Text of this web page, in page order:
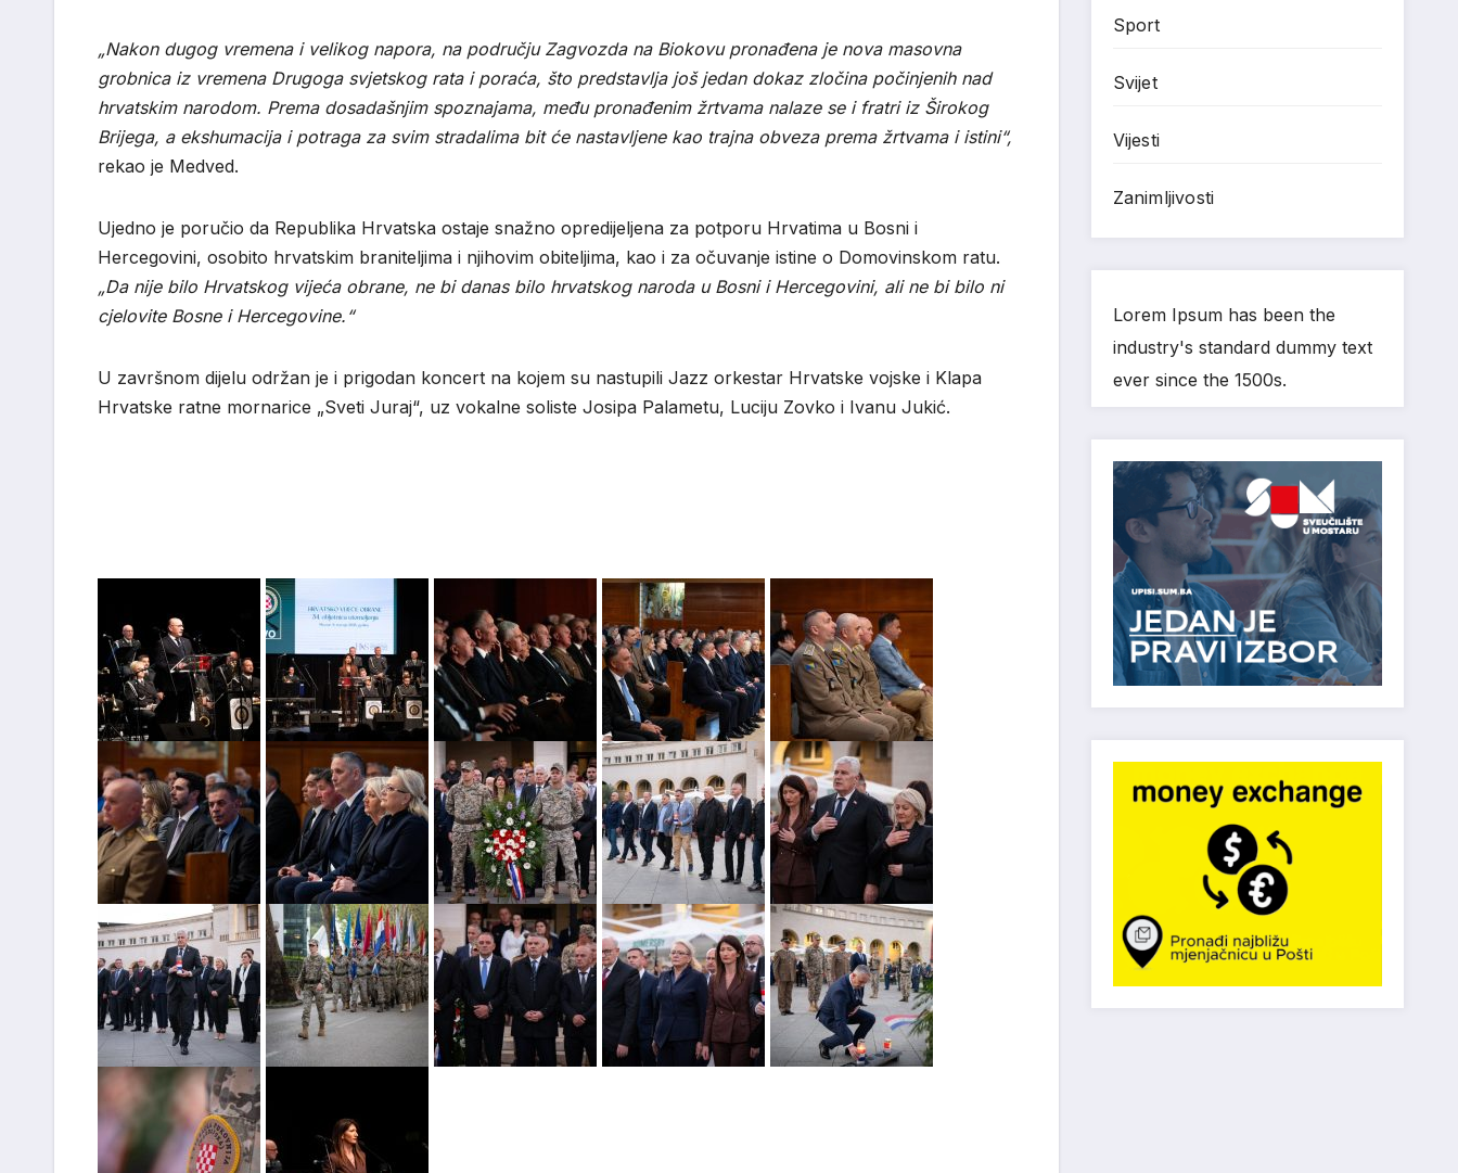
„Nakon dugog vremena i velikog napora, na području Zagvozda na Biokovu pronađena je nova masovna
grobnica iz vremena Drugoga svjetskog rata i poraća, što predstavlja još jedan dokaz zločina počinjenih nad
hrvatskim narodom. Prema dosadašnjim spoznajama, među pronađenim žrtvama nalaze se i fratri iz Širokog
Brijega, a ekshumacija i potraga za svim stradalima bit će nastavljene kao trajna obveza prema žrtvama i istini“,
rekao je Medved.
Ujedno je poručio da Republika Hrvatska ostaje snažno opredijeljena za potporu Hrvatima u Bosni i
Hercegovini, osobito hrvatskim braniteljima i njihovim obiteljima, kao i za očuvanje istine o Domovinskom ratu.
„Da nije bilo Hrvatskog vijeća obrane, ne bi danas bilo hrvatskog naroda u Bosni i Hercegovini, ali ne bi bilo ni
cjelovite Bosne i Hercegovine.“
U završnom dijelu održan je i prigodan koncert na kojem su nastupili Jazz orkestar Hrvatske vojske i Klapa
Hrvatske ratne mornarice „Sveti Juraj“, uz vokalne soliste Josipa Palametu, Luciju Zovko i Ivanu Jukić.
Sport
Svijet
Vijesti
Zanimljivosti
Lorem Ipsum has been the
industry's standard dummy text
ever since the 1500s.